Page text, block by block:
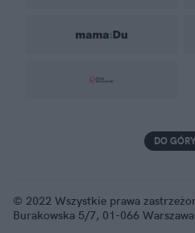
DO
© 2022 Wszystkie prawa
Burakowska 5/7, 01-066 Warszawa